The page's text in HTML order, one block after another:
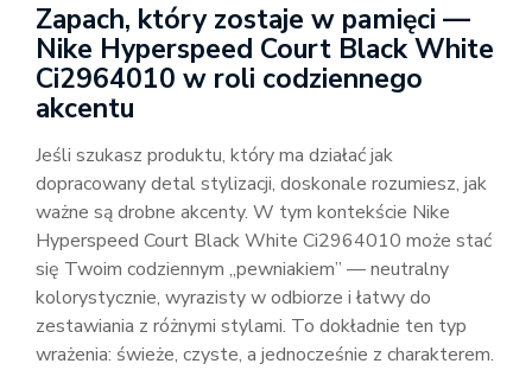
Zapach, który zostaje w pamięci —
Nike Hyperspeed Court Black White
Ci2964010 w roli codziennego
akcentu
Jeśli szukasz produktu, który ma działać jak
dopracowany detal stylizacji, doskonale rozumiesz, jak
ważne są drobne akcenty. W tym kontekście Nike
Hyperspeed Court Black White Ci2964010 może stać
się Twoim codziennym „pewniakiem” — neutralny
kolorystycznie, wyrazisty w odbiorze i łatwy do
zestawiania z różnymi stylami. To dokładnie ten typ
wrażenia: świeże, czyste, a jednocześnie z charakterem.